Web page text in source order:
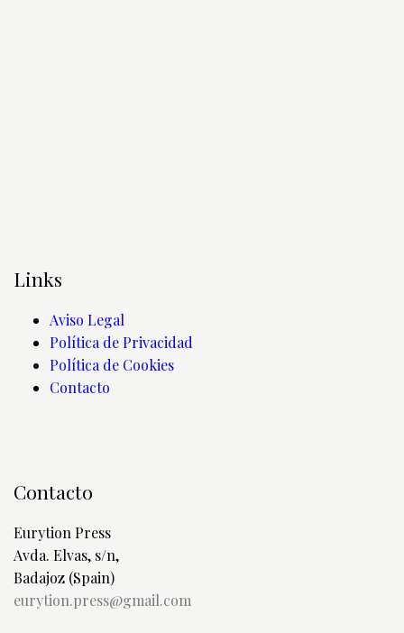
Links
Aviso Legal
Política de Privacidad
Política de Cookies
Contacto
Contacto
Eurytion Press
Avda. Elvas, s/n,
Badajoz (Spain)
eurytion.press@gmail.com